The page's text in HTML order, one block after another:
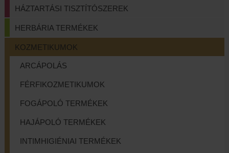
HÁZTARTÁSI TISZTÍTÓSZEREK
HERBÁRIA TERMÉKEK
KOZMETIKUMOK
ARCÁPOLÁS
FÉRFIKOZMETIKUMOK
FOGÁPOLÓ TERMÉKEK
HAJÁPOLÓ TERMÉKEK
INTIMHIGIÉNIAI TERMÉKEK